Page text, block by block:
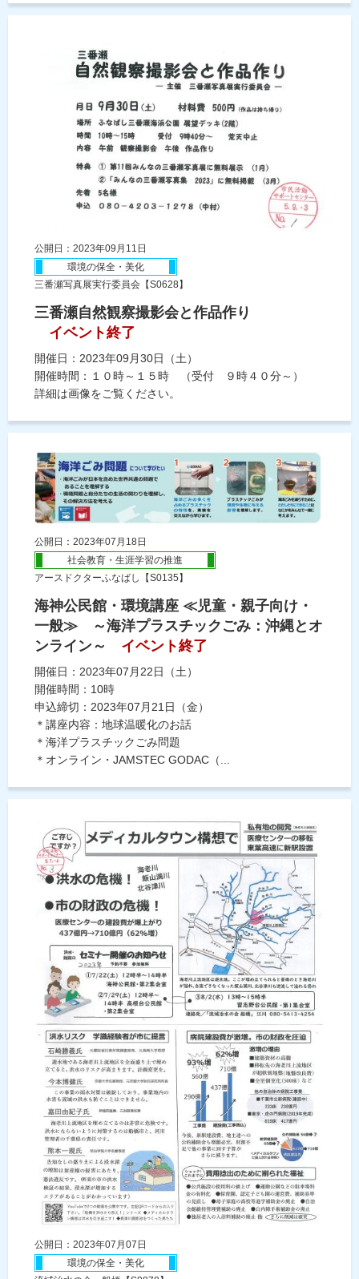
公開日：2023年09月11日
環境の保全・美化
三番瀬写真展実行委員会【S0628】
三番瀬自然観察撮影会と作品作り
イベント終了
開催日：2023年09月30日（土）
開催時間：１０時～１５時 （受付 ９時４０分～）
詳細は画像をご覧ください。
公開日：2023年07月18日
社会教育・生涯学習の推進
アースドクターふなばし【S0135】
海神公民館・環境講座 ≪児童・親子向け・
一般≫ ～海洋プラスチックごみ：沖縄とオ
ンライン～
イベント終了
開催日：2023年07月22日（土）
開催時間：10時
申込締切：2023年07月21日（金）
＊講座内容：地球温暖化のお話
＊海洋プラスチックごみ問題
＊オンライン・JAMSTEC GODAC（...
公開日：2023年07月07日
環境の保全・美化